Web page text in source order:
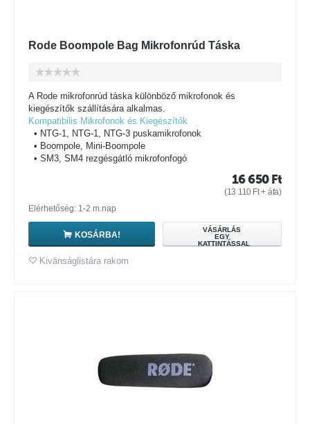
Rode Boompole Bag Mikrofonrúd Táska
A Rode mikrofonrúd táska különböző mikrofonok és
kiegészítők szállítására alkalmas.
Kompatibilis Mikrofonok és Kiegészítők
• NTG-1, NTG-1, NTG-3 puskamikrofonok
• Boompole, Mini-Boompole
• SM3, SM4 rezgésgátló mikrofonfogó
16 650 Ft
(13 110 Ft+ áfa)
Elérhetőség: 1-2 m.nap
KOSÁRBA!
VÁSÁRLÁS
EGY
KATTINTÁSSAL
Kivánságlistára rakom